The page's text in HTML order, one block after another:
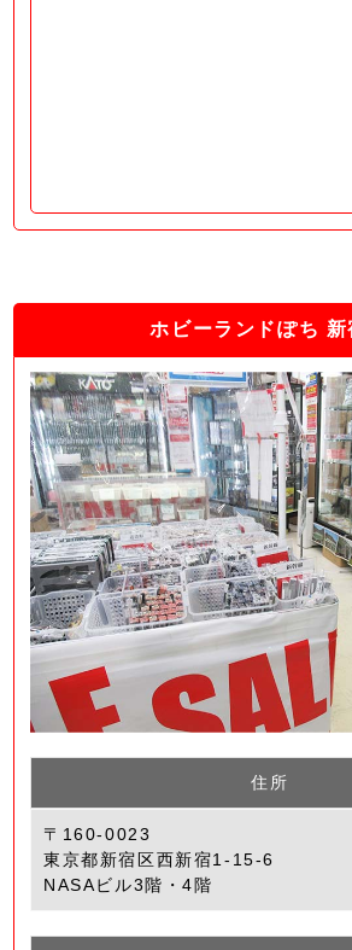
ホビーランドぽち 新
住所
〒160-0023
東京都新宿区西新宿1-15-6
NASAビル3階・4階